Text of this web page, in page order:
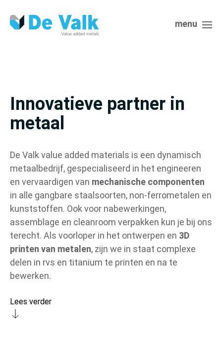
menu
Innovatieve partner in
metaal
De Valk value added materials is een dynamisch
metaalbedrijf, gespecialiseerd in het engineeren
en vervaardigen van mechanische componenten
in alle gangbare staalsoorten, non-ferrometalen en
kunststoffen. Ook voor nabewerkingen,
assemblage en cleanroom verpakken kun je bij ons
terecht. Als voorloper in het ontwerpen en 3D
printen van metalen, zijn we in staat complexe
delen in rvs en titanium te printen en na te
bewerken.
Lees verder